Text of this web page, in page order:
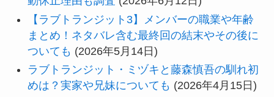
【ラブトランジット3】メンバーの職業や年齢
まとめ！ネタバレ含む最終回の結末やその後に
ついても (2026年5月14日)
ラブトランジット・ミヅキと藤森慎吾の馴れ初
めは？実家や兄妹についても (2026年4月15日)